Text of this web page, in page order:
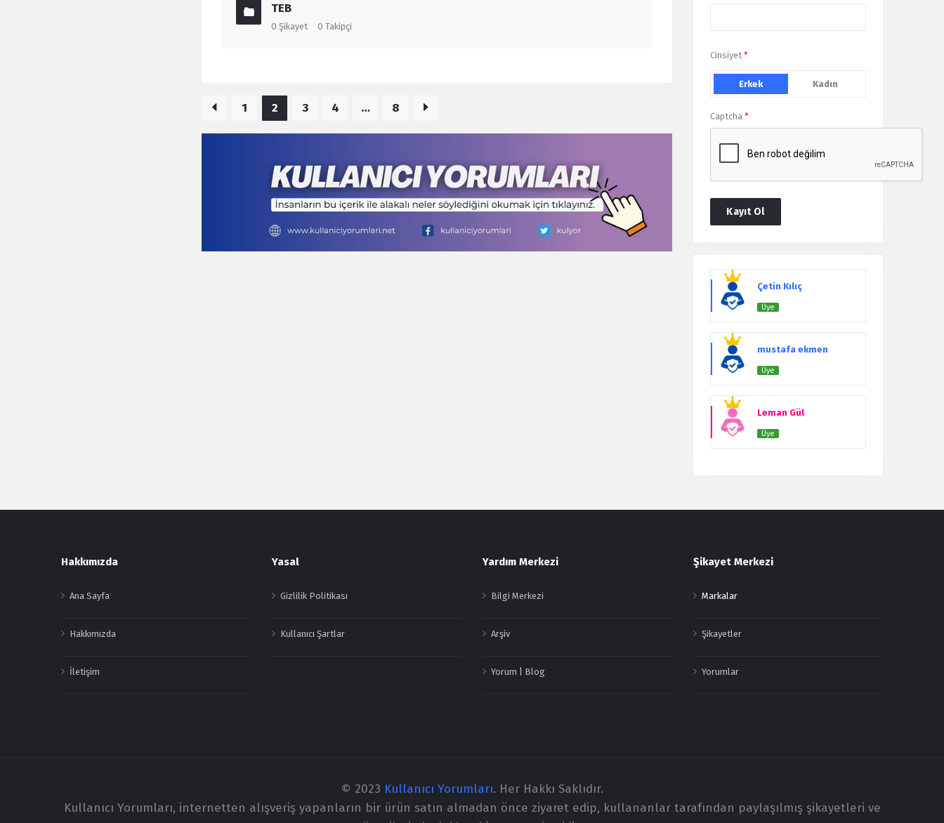
TEB
0 Şikayet 0 Takipçi
1 2 3 4 … 8
Cinsiyet *
Erkek Kadın
Captcha *
Kayıt Ol
Users
Çetin Kılıç
Üye
mustafa ekmen
Üye
Leman Gül
Üye
Footer
Hakkımızda
Ana Sayfa
Hakkımızda
İletişim
Yasal
Gizlilik Politikası
Kullanıcı Şartlar
Yardım Merkezi
Bilgi Merkezi
Arşiv
Yorum | Blog
Şikayet Merkezi
Markalar
Şikayetler
Yorumlar
© 2023 Kullanıcı Yorumları. Her Hakkı Saklıdır.
Kullanıcı Yorumları, internetten alışveriş yapanların bir ürün satın almadan önce ziyaret edip, kullananlar tarafından paylaşılmış şikayetleri ve